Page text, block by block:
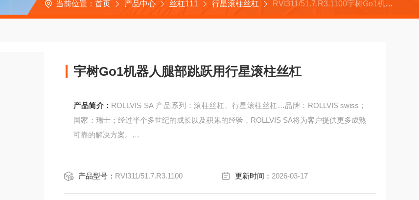
当前位置： 首页 产品中心 丝杠111 行星滚柱丝杠 RVI311/51.7.R3.1100宇树Go1机器人腿部跳跃用行星滚柱丝杠
宇树Go1机器人腿部跳跃用行星滚柱丝杠
产品简介： ROLLVIS SA 产品系列：滚柱丝杠、行星滚柱丝杠…品牌：ROLLVIS swiss；
国家：瑞士；经过半个多世纪的成长以及积累的经验，ROLLVIS SA将为客户提供更多成熟
可靠的解决方案。
产品型号： RVI311/51.7.R3.1100 更新时间： 2026-03-17